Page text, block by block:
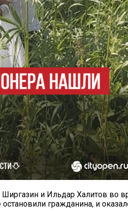
и Ильдар Халитов во
гражданина, и